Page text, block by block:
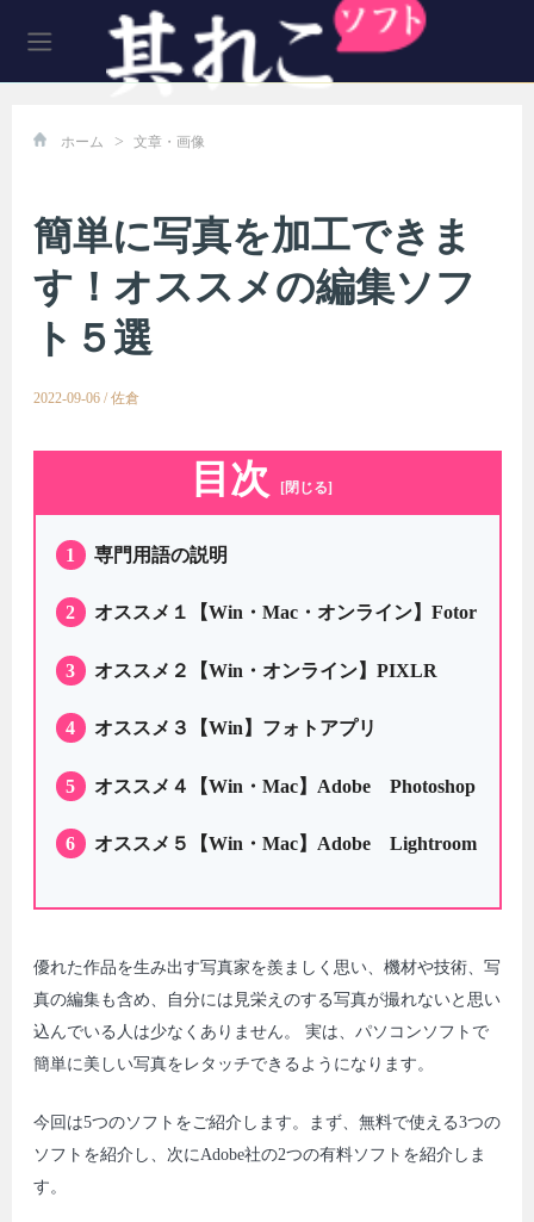
ホーム > 文章・画像
簡単に写真を加工できま
す！オススメの編集ソフ
ト５選
2022-09-06 / 佐倉
目次 [閉じる]
1 専門用語の説明
2 オススメ１【Win・Mac・オンライン】Fotor
3 オススメ２【Win・オンライン】PIXLR
4 オススメ３【Win】フォトアプリ
5 オススメ４【Win・Mac】Adobe Photoshop
6 オススメ５【Win・Mac】Adobe Lightroom
優れた作品を生み出す写真家を羨ましく思い、機材や技術、写
真の編集も含め、自分には見栄えのする写真が撮れないと思い
込んでいる人は少なくありません。 実は、パソコンソフトで
簡単に美しい写真をレタッチできるようになります。
今回は5つのソフトをご紹介します。まず、無料で使える3つの
ソフトを紹介し、次にAdobe社の2つの有料ソフトを紹介しま
す。